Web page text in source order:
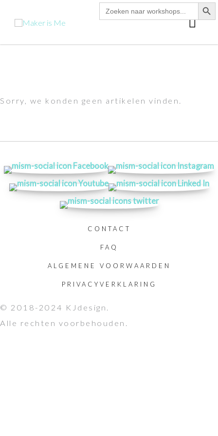
Zoek
naar:
Sorry, we konden geen artikelen vinden.
CONTACT
FAQ
ALGEMENE VOORWAARDEN
PRIVACYVERKLARING
© 2018-2024 KJdesign.
Alle rechten voorbehouden.